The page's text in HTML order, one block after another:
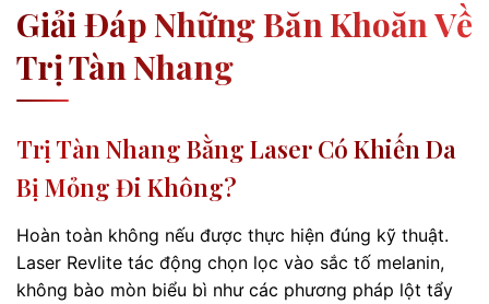
Giải Đáp Những Băn Khoăn Về
Trị Tàn Nhang
Trị Tàn Nhang Bằng Laser Có Khiến Da
Bị Mỏng Đi Không?
Hoàn toàn không nếu được thực hiện đúng kỹ thuật.
Laser Revlite tác động chọn lọc vào sắc tố melanin,
không bào mòn biểu bì như các phương pháp lột tẩy